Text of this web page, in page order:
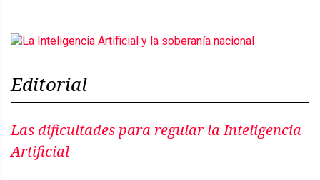
Editorial
Las dificultades para regular la Inteligencia
Artificial